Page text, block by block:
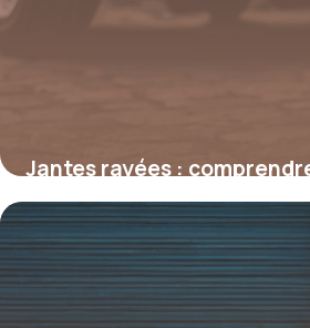
Jantes rayées :
restaurer l’esthétique de
4 juillet 2025